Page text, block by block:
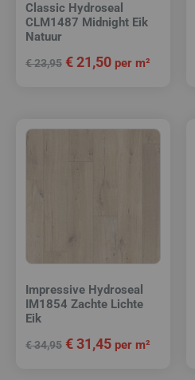
Classic Hydroseal
CLM1487 Midnight Eik
Natuur
€23,95 €21,50 per m²
Impressive Hydroseal
IM1854 Zachte Lichte
Eik
€34,95 €31,45 per m²